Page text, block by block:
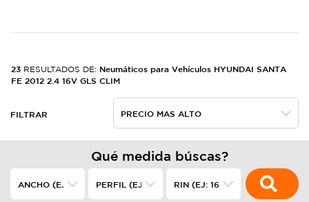
23 RESULTADOS DE: Neumáticos para Vehículos HYUNDAI SANTA
FE 2012 2.4 16V GLS CLIM
FILTRAR
Qué medida búscas?